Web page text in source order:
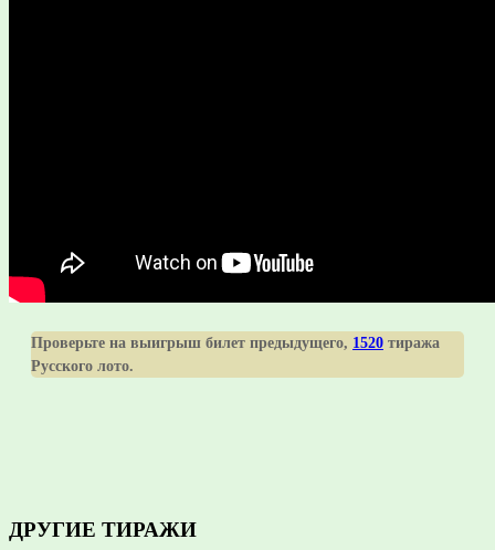
Проверьте на выигрыш билет предыдущего, 1520 тиража
Русского лото.
ДРУГИЕ ТИРАЖИ